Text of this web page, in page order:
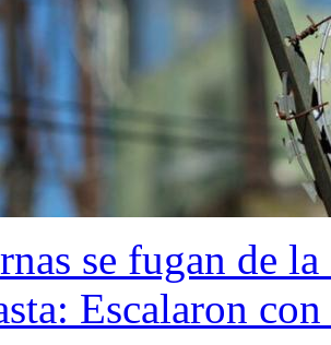
se fugan de
Escalaron